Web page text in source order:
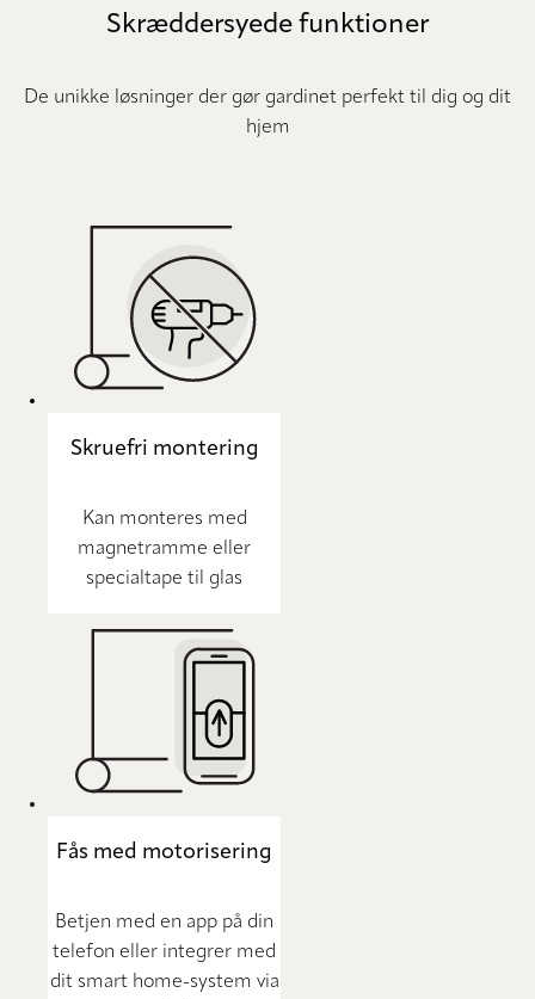
Skræddersyede funktioner
De unikke løsninger der gør gardinet perfekt til dig og dit
hjem
Skruefri montering
Kan monteres med
magnetramme eller
specialtape til glas
Fås med motorisering
Betjen med en app på din
telefon eller integrer med
dit smart home-system via